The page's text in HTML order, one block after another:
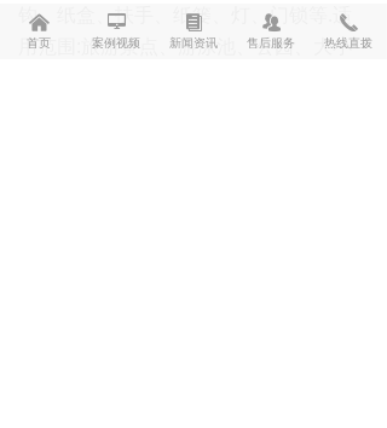
钩、纸盒、扶手、纸篓、灯、门锁等.适
用范围:旅游景点、游泳池、公园、大小
낀
首页
넡
案例视频
뀴
新闻资讯
뀡
售后服务
끅
热线直拨